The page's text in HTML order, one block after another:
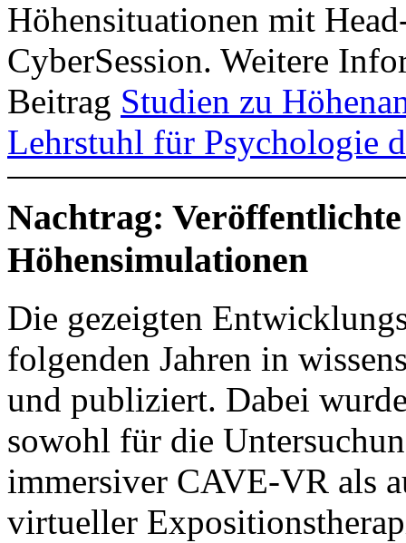
Höhensituationen mit
CyberSession. Weitere
Beitrag Studien zu
Lehrstuhl für Psychologie
Nachtrag:
Höhensimulationen
Die gezeigten
folgenden Jahren in
und publiziert. Dabei
sowohl für die
immersiver CAVE-VR als
virtueller